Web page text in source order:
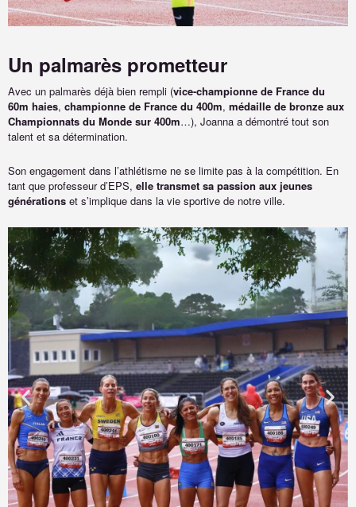
Un palmarès prometteur
Avec un palmarès déjà bien rempli (vice-championne de France du
60m haies, championne de France du 400m, médaille de bronze aux
Championnats du Monde sur 400m…), Joanna a démontré tout son
talent et sa détermination.
Son engagement dans l’athlétisme ne se limite pas à la compétition. En
tant que professeur d’EPS, elle transmet sa passion aux jeunes
générations et s’implique dans la vie sportive de notre ville.